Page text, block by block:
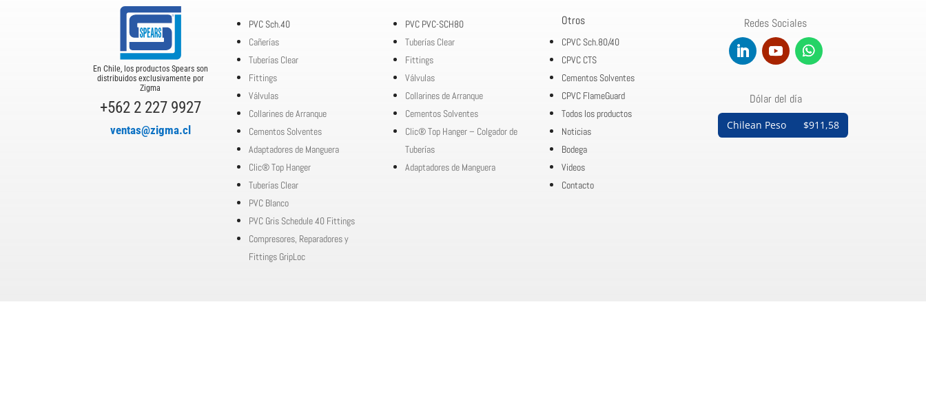
En Chile, los productos Spears son
distribuidos exclusivamente por
Zigma
+562 2 227 9927
ventas@zigma.cl
PVC Sch.40
Cañerías
Tuberías Clear
Fittings
Válvulas
Collarines de Arranque
Cementos Solventes
Adaptadores de Manguera
Clic® Top Hanger
Tuberías Clear
PVC Blanco
PVC Gris Schedule 40 Fittings
Compresores, Reparadores y
Fittings GripLoc
PVC PVC-SCH80
Tuberías Clear
Fittings
Válvulas
Collarines de Arranque
Cementos Solventes
Clic® Top Hanger – Colgador de
Tuberías
Adaptadores de Manguera
Otros
CPVC Sch.80/40
CPVC CTS
Cementos Solventes
CPVC FlameGuard
Todos los productos
Noticias
Bodega
Videos
Contacto
Redes Sociales
Dólar del día
Chilean Peso $911,58